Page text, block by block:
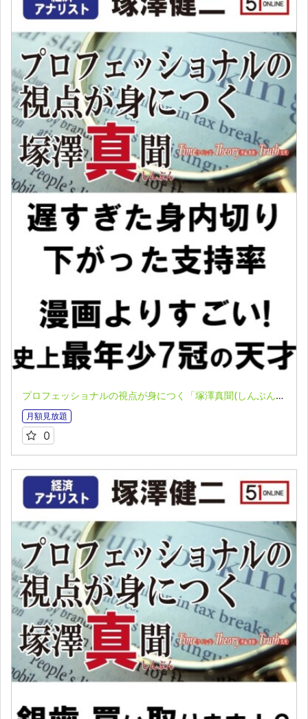
プロフェッショナルの視点が身につく「塚澤真聞(しんぶん)」(2023.06.05)
月額見放題
0